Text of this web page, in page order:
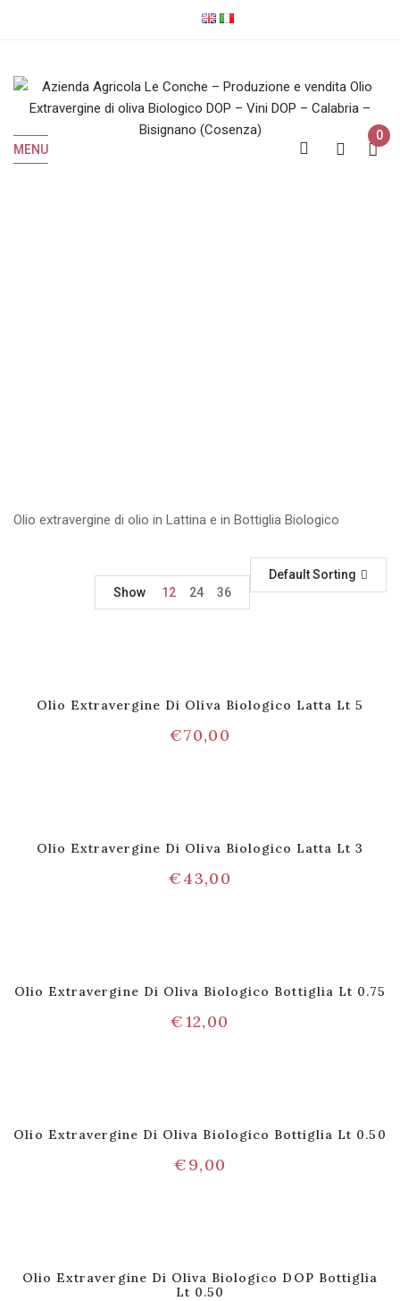
MENU
0
Olio extravergine di olio in Lattina e in Bottiglia Biologico
Default Sorting
Show
12 24 36
Olio Extravergine Di Oliva Biologico Latta Lt 5
€70,00
Olio Extravergine Di Oliva Biologico Latta Lt 3
€43,00
Olio Extravergine Di Oliva Biologico Bottiglia Lt 0.75
€12,00
Olio Extravergine Di Oliva Biologico Bottiglia Lt 0.50
€9,00
Olio Extravergine Di Oliva Biologico DOP Bottiglia
Lt 0.50